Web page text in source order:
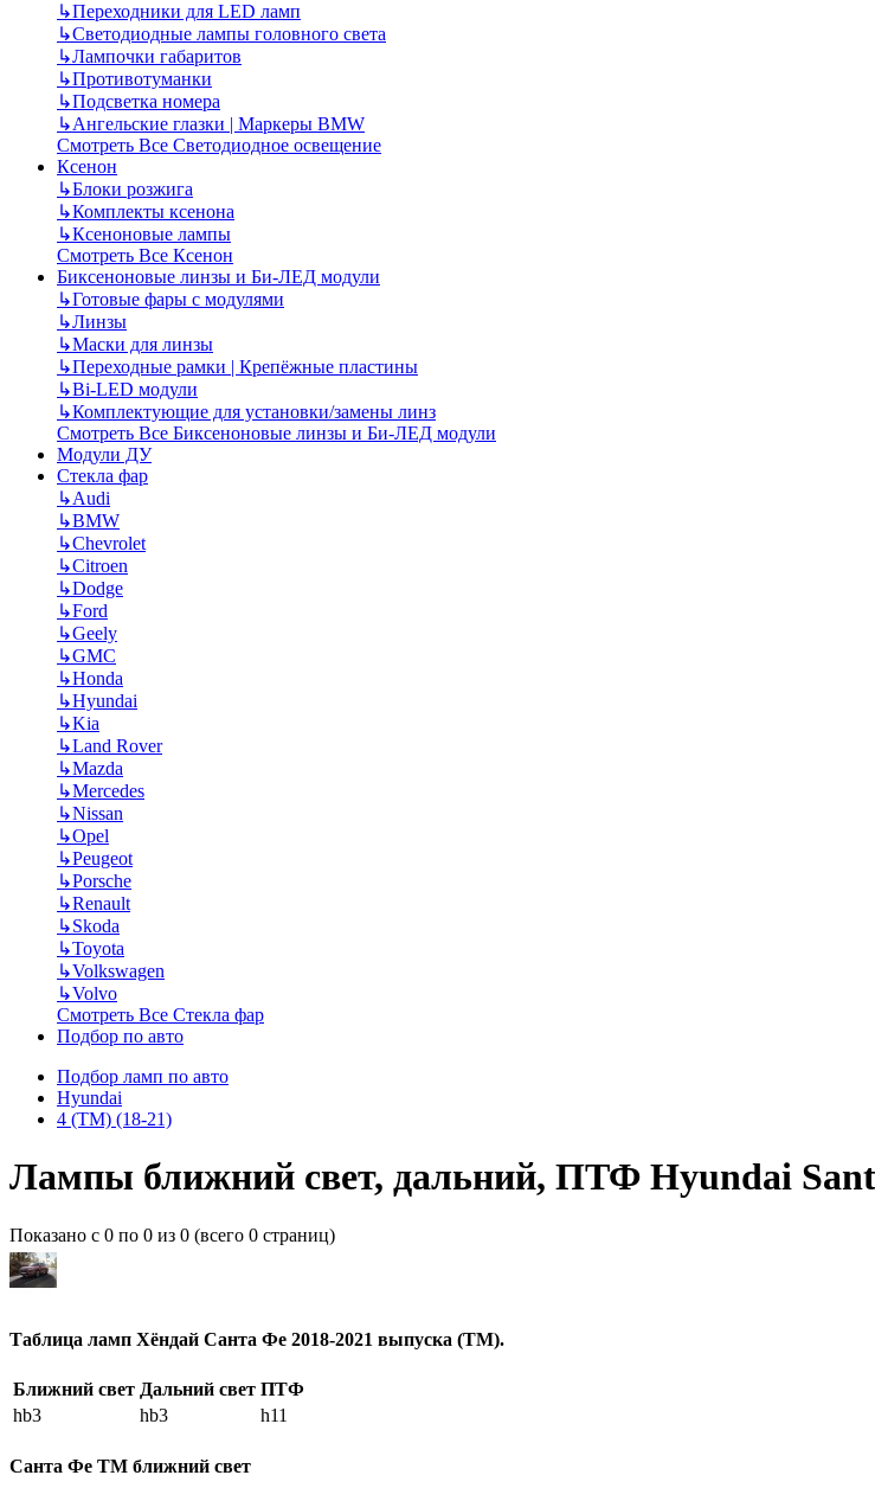
↳Переходники для LED ламп
↳Светодиодные лампы головного света
↳Лампочки габаритов
↳Противотуманки
↳Подсветка номера
↳Ангельские глазки | Маркеры BMW
Смотреть Все Светодиодное освещение
Ксенон
↳Блоки розжига
↳Комплекты ксенона
↳Ксеноновые лампы
Смотреть Все Ксенон
Биксеноновые линзы и Би-ЛЕД модули
↳Готовые фары с модулями
↳Линзы
↳Маски для линзы
↳Переходные рамки | Крепёжные пластины
↳Bi-LED модули
↳Комплектующие для установки/замены линз
Смотреть Все Биксеноновые линзы и Би-ЛЕД модули
Модули ДУ
Стекла фар
↳Audi
↳BMW
↳Chevrolet
↳Citroen
↳Dodge
↳Ford
↳Geely
↳GMC
↳Honda
↳Hyundai
↳Kia
↳Land Rover
↳Mazda
↳Mercedes
↳Nissan
↳Opel
↳Peugeot
↳Porsche
↳Renault
↳Skoda
↳Toyota
↳Volkswagen
↳Volvo
Смотреть Все Стекла фар
Подбор по авто
Подбор ламп по авто
Hyundai
4 (TM) (18-21)
Лампы ближний свет, дальний, ПТФ Hyundai
Показано с 0 по 0 из 0 (всего 0 страниц)
Таблица ламп Хёндай Санта Фе 2018-2021 выпуска (ТМ).
Ближний свет Дальний свет ПТФ
hb3
hb3 h11
Санта Фе ТМ ближний свет